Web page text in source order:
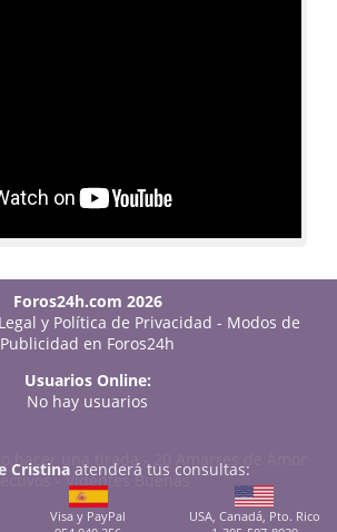
Foros24h.com 2026
y Política de Privacidad - Modos de
Publicidad en Foros24h
Usuarios Online:
No hay usuarios
hacer una tirada-
20 Amarres de Amor
-Videntes Buenas
Cristinaatenderá tus consultas:
Visa y PayPal
USA, Canadá, Pto. Rico